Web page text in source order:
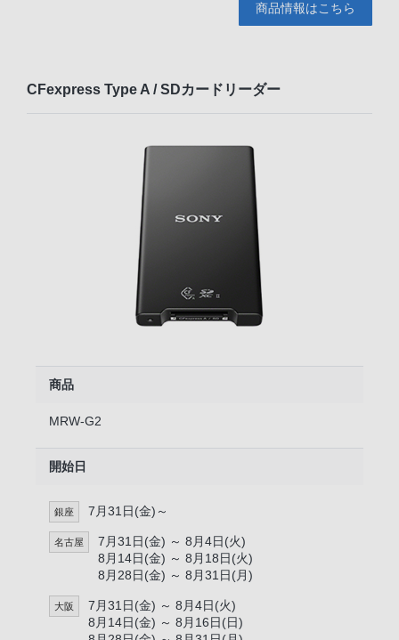
商品情報はこちら
CFexpress Type A / SDカードリーダー
商品
MRW-G2
開始日
銀座 7月31日(金)～
名古屋
7月31日(金) ～ 8月4日(火)
8月14日(金) ～ 8月18日(火)
8月28日(金) ～ 8月31日(月)
大阪
7月31日(金) ～ 8月4日(火)
8月14日(金) ～ 8月16日(日)